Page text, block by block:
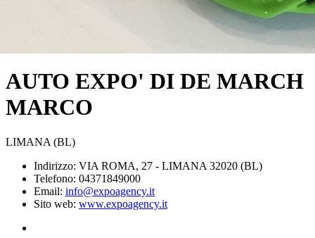
AUTO EXPO' DI DE MARCH
MARCO
LIMANA (BL)
Indirizzo: VIA ROMA, 27 - LIMANA 32020 (BL)
Telefono: 04371849000
Email: info@expoagency.it
Sito web: www.expoagency.it